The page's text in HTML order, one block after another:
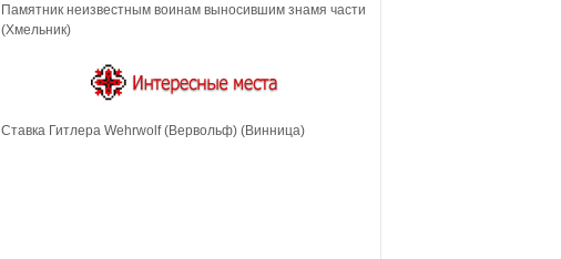
Памятник неизвестным воинам выносившим знамя части
(Хмельник)
Cтавка Гитлера Wehrwolf (Вервольф) (Винница)